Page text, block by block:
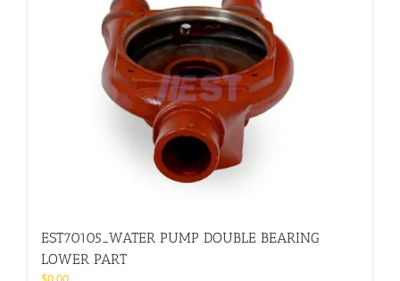
EST70105_WATER PUMP DOUBLE BEARING
LOWER PART